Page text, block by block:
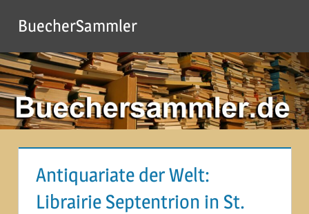
Inhalt
springen
BuecherSammler
Antiquariate der Welt:
Librairie Septentrion in St.